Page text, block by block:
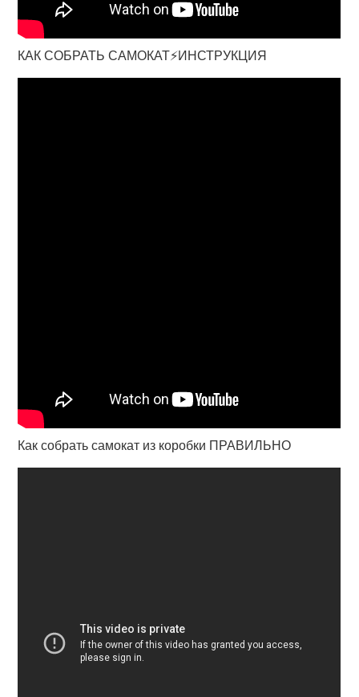
КАК СОБРАТЬ САМОКАТ⚡ИНСТРУКЦИЯ
Как собрать самокат из коробки ПРАВИЛЬНО